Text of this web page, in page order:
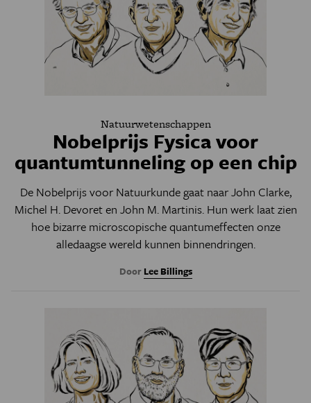
Natuurwetenschappen
Nobelprijs Fysica voor
quantumtunneling op een chip
De Nobelprijs voor Natuurkunde gaat naar John Clarke,
Michel H. Devoret en John M. Martinis. Hun werk laat zien
hoe bizarre microscopische quantumeffecten onze
alledaagse wereld kunnen binnendringen.
Door Lee Billings